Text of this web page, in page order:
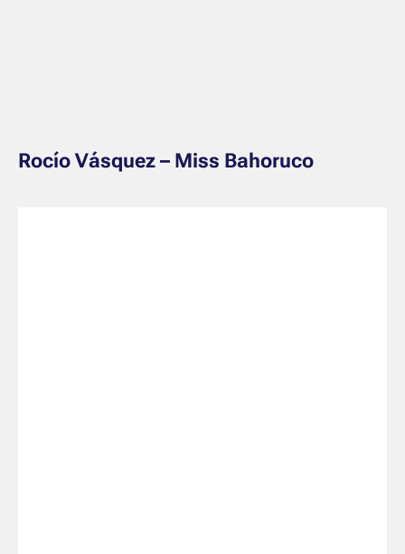
Rocío Vásquez – Miss Bahoruco